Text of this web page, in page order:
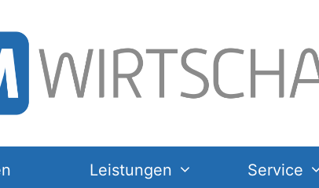
Leistungen Service